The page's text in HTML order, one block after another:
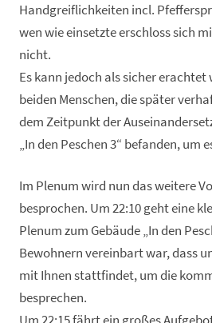
Handgreiflichkeiten incl.
wen wie einsetzte erschloss sich
nicht.
Es kann jedoch als sicher erachtet
beiden Menschen, die später
dem Zeitpunkt der
„In den Peschen 3“ befanden, um
Im Plenum wird nun das weitere
besprochen. Um 22:10 geht eine
Plenum zum Gebäude „In den
Bewohnern vereinbart war, dass
mit Ihnen stattfindet, um die
besprechen.